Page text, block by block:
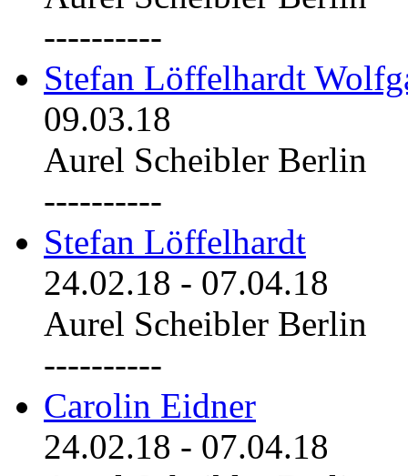
----------
Stefan Löffelhardt
09.03.18
Aurel Scheibler Berlin
----------
Stefan Löffelhardt
24.02.18 - 07.04.18
Aurel Scheibler Berlin
----------
Carolin Eidner
24.02.18 - 07.04.18